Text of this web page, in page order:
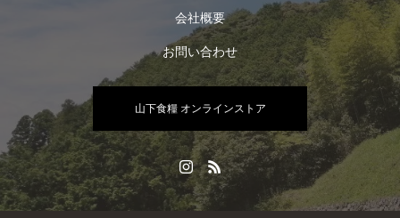
会社概要
お問い合わせ
山下食糧 オンラインストア